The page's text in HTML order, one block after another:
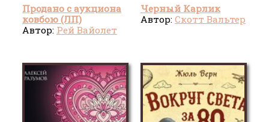
Продано с аукциона
ковбою (ЛП)
Автор: Рей Вайолет
Черный Карлик
Автор: Скотт Вальтер